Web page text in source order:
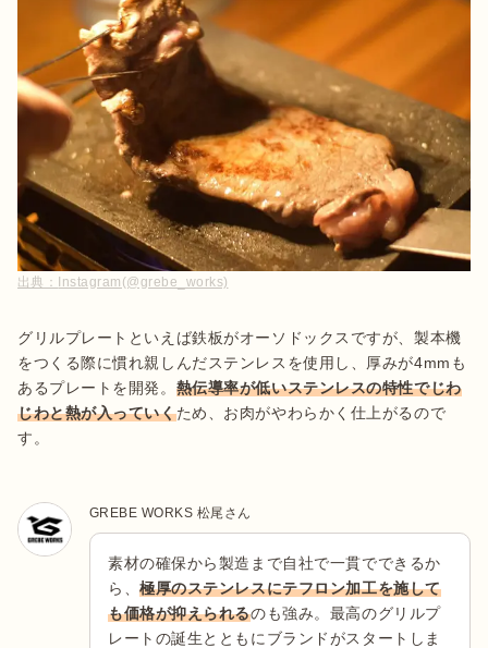
出典： Instagram(@grebe_works)
グリルプレートといえば鉄板がオーソドックスですが、製本機
をつくる際に慣れ親しんだステンレスを使用し、厚みが4mmも
あるプレートを開発。 熱伝導率が低いステンレスの特性でじわ
じわと熱が入っていくため、お肉がやわらかく仕上がるので
す。
GREBE WORKS 松尾さん
素材の確保から製造まで自社で一貫でできるか
ら、極厚のステンレスにテフロン加工を施して
も価格が抑えられるのも強み。最高のグリルプ
レートの誕生とともにブランドがスタートしま